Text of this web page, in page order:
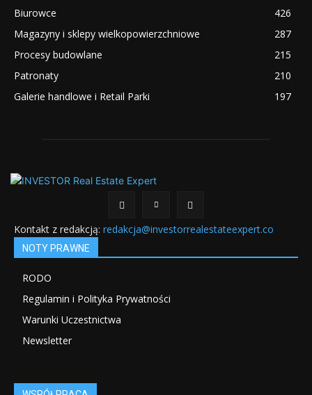
Biurowce
426
Magazyny i sklepy wielkopowierzchniowe
287
Procesy budowlane
215
Patronaty
210
Galerie handlowe i Retail Parki
197
Kontakt z redakcją: redakcja@investorrealestateexpert.co
NOTY PRAWNE
RODO
Regulamin i Polityka Prywatności
Warunki Uczestnictwa
Newsletter